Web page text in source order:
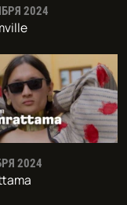
2024
2024